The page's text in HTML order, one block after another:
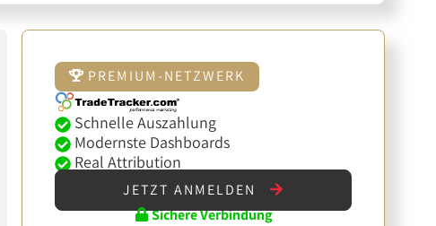
PREMIUM-NETZWERK
Schnelle Auszahlung
Modernste Dashboards
Real Attribution
JETZT ANMELDEN
Sichere Verbindung